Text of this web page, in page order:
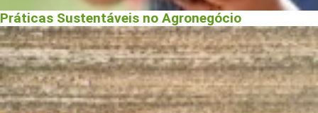
Práticas Sustentáveis no Agronegócio